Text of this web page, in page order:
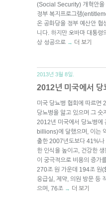
(Social Security) 개혁안을
정부 복지프로그램
온 공화당을 정부 예산안 협
니다. 하지만 오바마 대통령
상 성공으로 → 더 보기
2013년 3월 8일.
2012년 미국에서 당
미국 당뇨병 협회에 따르면
당뇨병을 앓고 있으며 그 숫
2012년 미국에서 당뇨병
billions)에 달했으며, 이는
출한 2007년도보다 41%나
한 인식을 높이고, 건강한
이 궁극적으로 비용의 증가
270조 원 가운데 194조 원
응급실, 제약, 의원 방문 등
으며, 76조 → 더 보기